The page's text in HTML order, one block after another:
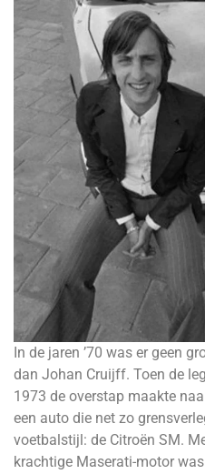
In de jaren ’70 was er geen
dan Johan Cruijff. Toen de
1973 de overstap maakte
een auto die net zo
voetbalstijl: de Citroën SM.
krachtige Maserati-motor